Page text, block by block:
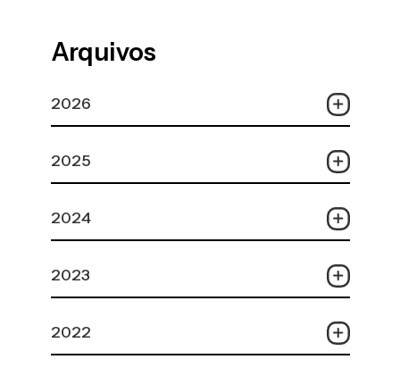
Arquivos
2026
2025
2024
2023
2022